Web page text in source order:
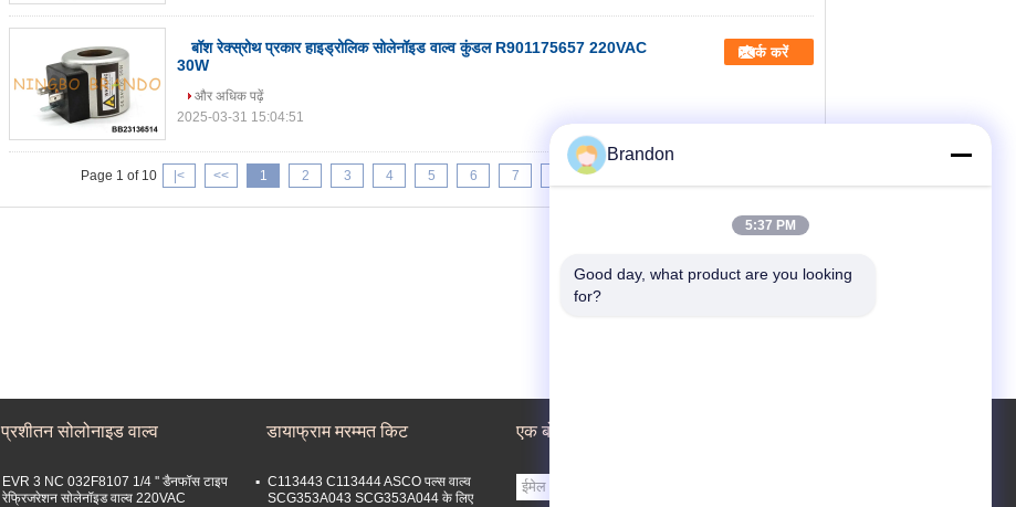
बॉश रेक्स्रोथ प्रकार हाइड्रोलिक सोलेनॉइड वाल्व कुंडल R901175657 220VAC
30W
संपर्क करें
और अधिक पढ़ें
2025-03-31 15:04:51
Page 1 of 10 |< << 1 2 3 4 5 6 7 9
प्रशीतन सोलोनाइड वाल्व
EVR 3 NC 032F8107 1/4 '' डैनफॉस टाइप
रेफ्रिजरेशन सोलेनॉइड वाल्व 220VAC
डायाफ्राम मरम्मत किट
C113443 C113444 ASCO पल्स वाल्व
SCG353A043 SCG353A044 के लिए
एक बोली का अनुरोध
Brandon
5:37 PM
Good day, what product are you looking
for?